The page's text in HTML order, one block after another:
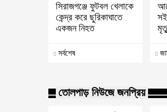
সিরাজগঞ্জে ফুটবল খেলাকে
কেন্দ্র করে ছুরিকাঘাতে
একজন নিহত
সর্বশেষ
তোলপাড় নিউজে জনপ্রিয়